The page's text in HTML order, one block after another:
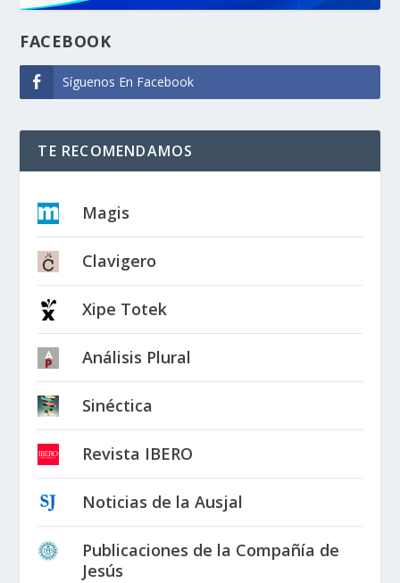
FACEBOOK
Síguenos En Facebook
TE RECOMENDAMOS
Magis
Clavigero
Xipe Totek
Análisis Plural
Sinéctica
Revista IBERO
Noticias de la Ausjal
Publicaciones de la Compañía de
Jesús